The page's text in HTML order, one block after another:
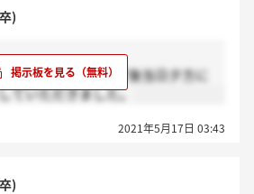
)
んが役員面接終了後当日夕方に
ていただきました。
2021年5月17日 03:43
)